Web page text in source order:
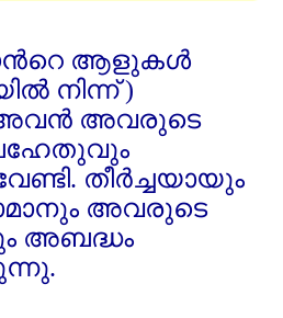
ആളുകള്‍
നിന്ന്‌ )
അവരുടെ
തീര്‍ച്ചയായും
അവരുടെ
അബദ്ധം